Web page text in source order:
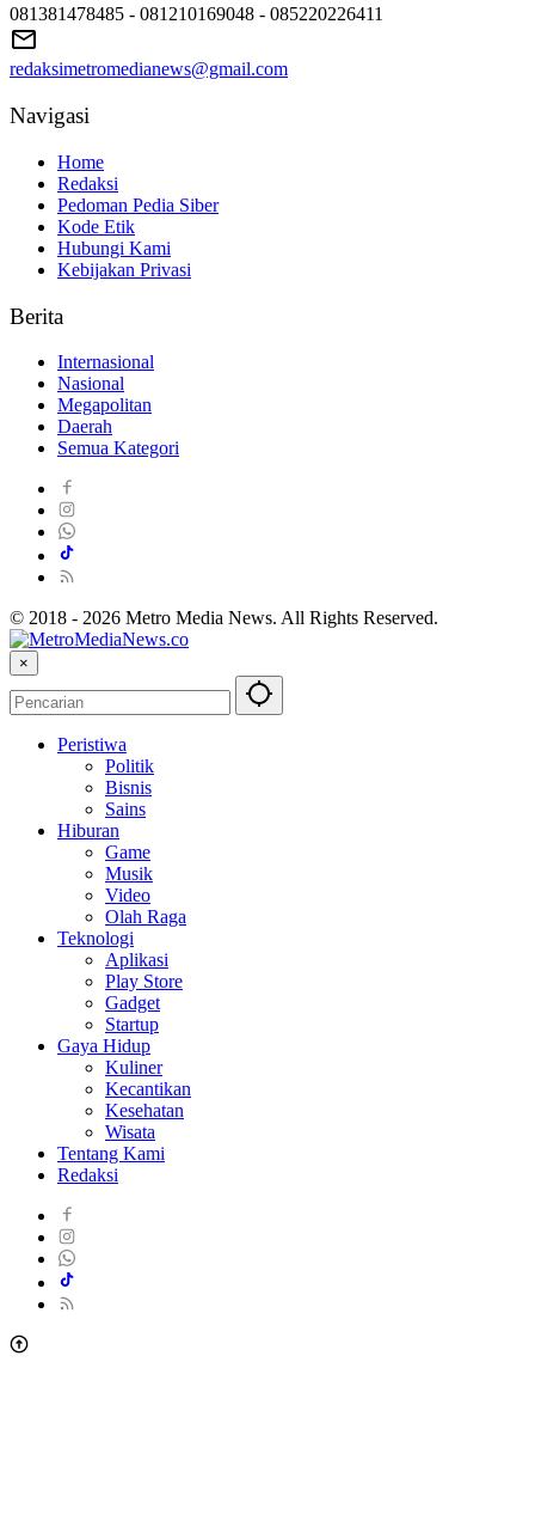
081381478485 - 081210169048 - 085220226411
redaksimetromedianews@gmail.com
Navigasi
Home
Redaksi
Pedoman Pedia Siber
Kode Etik
Hubungi Kami
Kebijakan Privasi
Berita
Internasional
Nasional
Megapolitan
Daerah
Semua Kategori
© 2018 - 2026 Metro Media News. All Rights Reserved.
×
Peristiwa
Politik
Bisnis
Sains
Hiburan
Game
Musik
Video
Olah Raga
Teknologi
Aplikasi
Play Store
Gadget
Startup
Gaya Hidup
Kuliner
Kecantikan
Kesehatan
Wisata
Tentang Kami
Redaksi